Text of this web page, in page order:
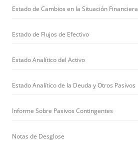
Estado de Cambios en la Situación Financiera
Estado de Flujos de Efectivo
Estado Analítico del Activo
Estado Analítico de la Deuda y Otros Pasivos
Informe Sobre Pasivos Contingentes
Notas de Desglose